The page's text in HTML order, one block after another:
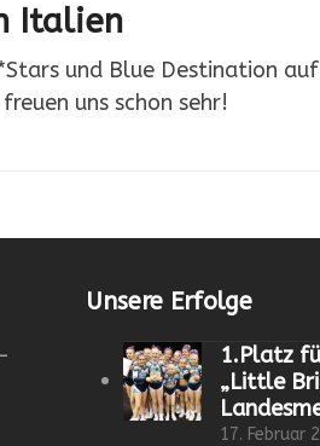
Italien
und Blue Destination
uns schon sehr!
Unsere Erfolge
1.Platz
„Little
17. Februar